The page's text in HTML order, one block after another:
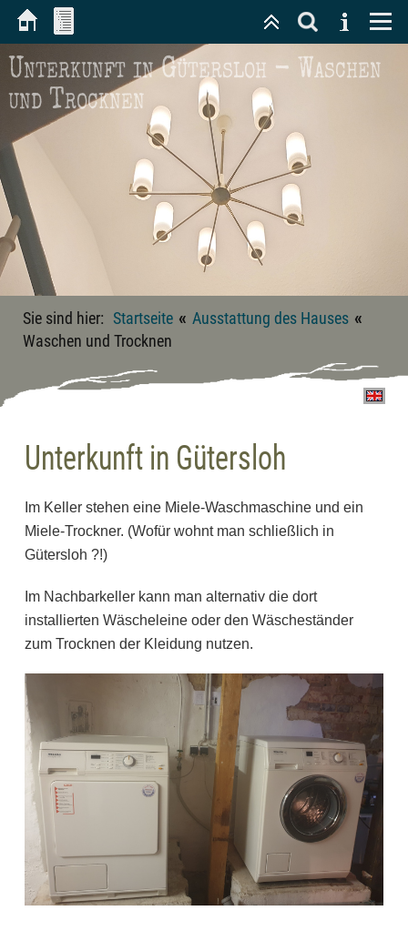
Unterkunft in Gütersloh - Waschen
und Trocknen
Sie sind hier: Startseite « Ausstattung des Hauses «
Waschen und Trocknen
Unterkunft in Gütersloh
Im Keller stehen eine Miele-Waschmaschine und ein
Miele-Trockner. (Wofür wohnt man schließlich in
Gütersloh ?!)
Im Nachbarkeller kann man alternativ die dort
installierten Wäscheleine oder den Wäscheständer
zum Trocknen der Kleidung nutzen.